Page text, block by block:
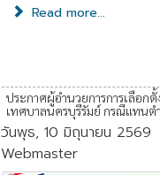
Read more...
ประกาศผู้อำนวยการการเลือก
เทศบาลนครบุรีรัมย์ กรณีแทนต
วันพุธ, 10 มิถุนายน 2569
Webmaster